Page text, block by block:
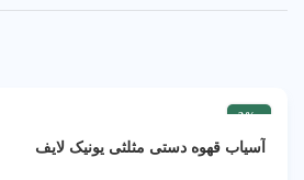
-2%
آسیاب قهوه دستی مثلثی یونیک لایف